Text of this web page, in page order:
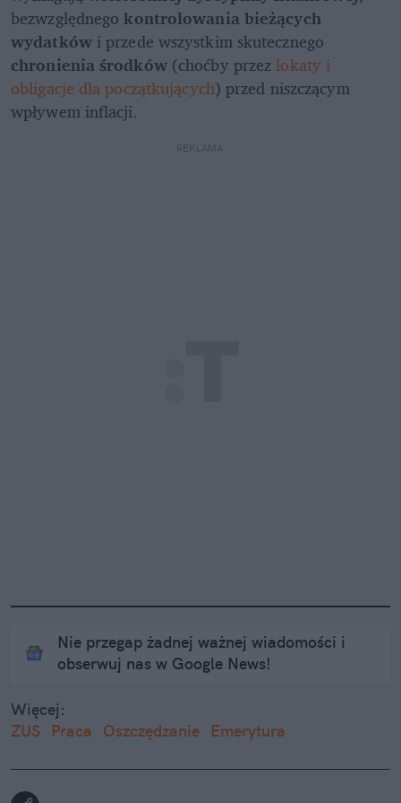
bezwzględnego kontrolowania bieżących
wydatków
chronienia środków (choćby przez lokaty i
obligacje dla początkujących) przed niszczącym
wpływem inflacji.
REKLAMA
Nie przegap żadnej ważnej wiadomości i
obserwuj nas w Google News!
Więcej:
ZUS
Praca Oszczędzanie Emerytura